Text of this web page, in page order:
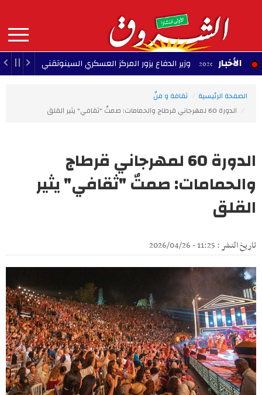
contenu
principal
MAIN
NAVIGATION الأخباروزير الدفاع يزور المركز العسكري السينوتقني 23:05 - 2026/08/07
الصفحة الرئيسية
ثقافة و فنّ
الدورة 60 لمهرجاني قرطاج والحمامات: صمتٌ "ثقافي" يثير القلق
الدورة 60 لمهرجاني قرطاج
والحمامات: صمتٌ "ثقافي" يثير
القلق
تاريخ النشر : 11:25 - 2026/04/26